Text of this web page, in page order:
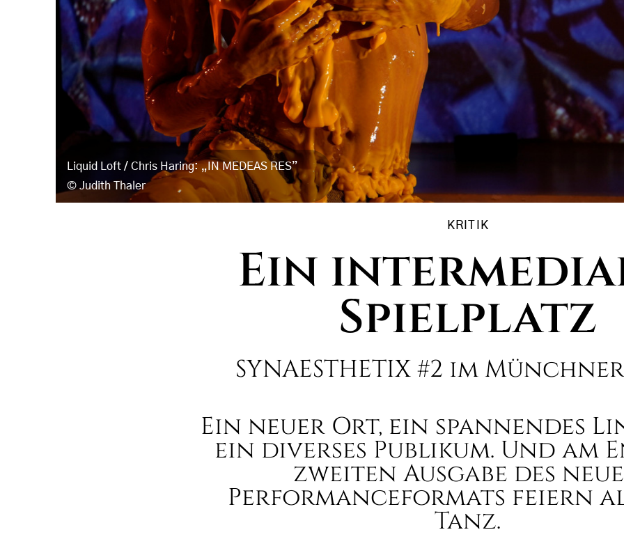
Liquid Loft / Chris Haring: „IN MEDEAS RES”
Judith Thaler
KRITIK
Ein
Spielplatz
SYNAESTHETIX #2 im
Ein neuer Ort, ein spannendes
ein diverses Publikum. Und am
zweiten Ausgabe des
Performanceformats feiern
Tanz.